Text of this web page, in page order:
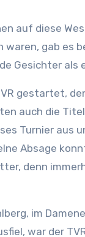
waren, gab es
Gesichter als
gestartet,
auch die
Turnier aus
Absage
denn
im
war der